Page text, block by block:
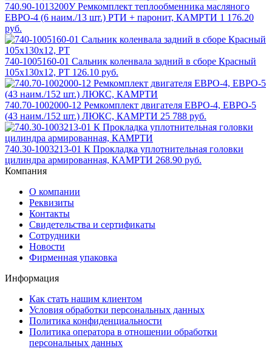
740.90-1013200У Ремкомплект теплообменника масляного
ЕВРО-4 (6 наим./13 шт.) РТИ + паронит, КАМРТИ 1 176.20
руб.
740-1005160-01 Сальник коленвала задний в сборе Красный
105х130х12, РТ 126.10 руб.
740.70-1002000-12 Ремкомплект двигателя ЕВРО-4, ЕВРО-5
(43 наим./152 шт.) ЛЮКС, КАМРТИ 25 788 руб.
740.30-1003213-01 К Прокладка уплотнительная головки
цилиндра армированная, КАМРТИ 268.90 руб.
Компания
О компании
Реквизиты
Контакты
Свидетельства и сертификаты
Сотрудники
Новости
Фирменная упаковка
Информация
Как стать нашим клиентом
Условия обработки персональных данных
Политика конфиденциальности
Политика оператора в отношении обработки
персональных данных